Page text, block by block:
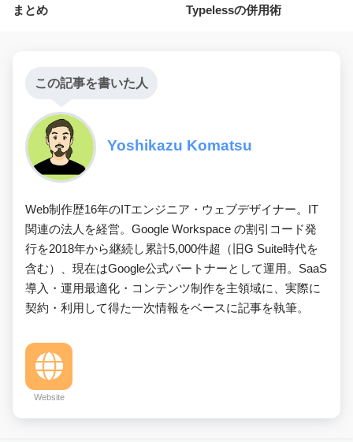
まとめ
Typelessの併用術
この記事を書いた人
Yoshikazu Komatsu
Web制作歴16年のITエンジニア・ウェブデザイナー。IT
関連の法人を経営。Google Workspace の割引コード発
行を2018年から継続し累計5,000件超（旧G Suite時代を
含む）、現在はGoogle公式パートナーとして運用。SaaS
導入・運用最適化・コンテンツ制作を主領域に、実際に
契約・利用して得た一次情報をベースに記事を執筆。
Website